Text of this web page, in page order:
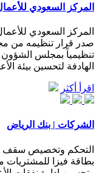
المركز السعودي
المركز السعودي
تنظيمياً بمجلس الشؤون
الهادفة لتحسين بيئة
اقرأ أكثر
الشركات | بنك الرياض
التحكم وتخصيص سقف
بطاقة فيزا